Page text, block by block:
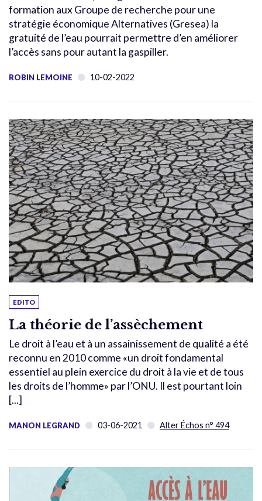
formation aux Groupe de recherche pour une
stratégie économique Alternatives (Gresea) la
gratuité de l’eau pourrait permettre d’en améliorer
l’accès sans pour autant la gaspiller.
ROBIN LEMOINE 10-02-2022
EDITO
La théorie de l’assèchement
Le droit à l’eau et à un assainissement de qualité a été
reconnu en 2010 comme «un droit fondamental
essentiel au plein exercice du droit à la vie et de tous
les droits de l’homme» par l’ONU. Il est pourtant loin
[...]
MANON LEGRAND 03-06-2021 Alter Échos n° 494